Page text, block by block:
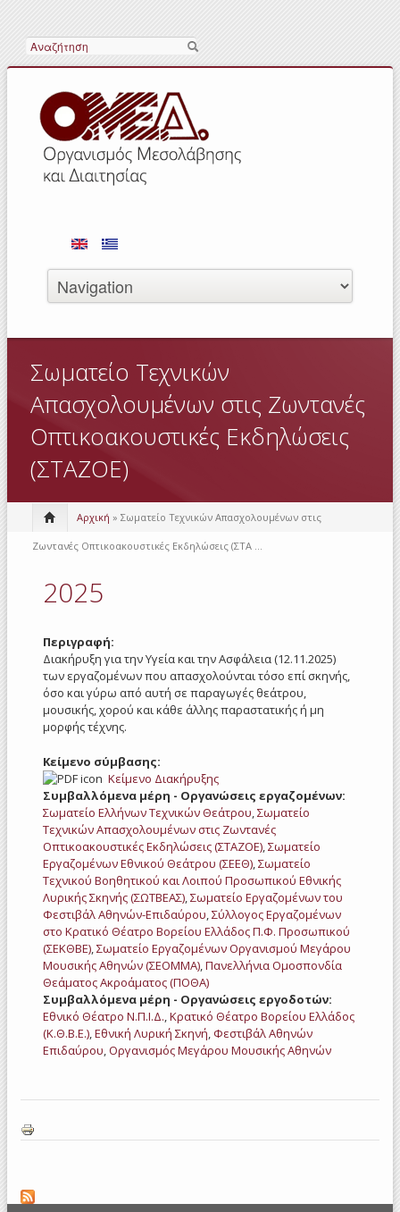
Αναζήτηση
Σωματείο Τεχνικών
Απασχολουμένων στις Ζωντανές
Οπτικοακουστικές Εκδηλώσεις
(ΣΤΑΖΟΕ)
Αρχική » Σωματείο Τεχνικών Απασχολουμένων στις
Ζωντανές Οπτικοακουστικές Εκδηλώσεις (ΣΤΑ ...
2025
Περιγραφή:
Διακήρυξη για την Υγεία και την Ασφάλεια (12.11.2025)
των εργαζομένων που απασχολούνται τόσο επί σκηνής,
όσο και γύρω από αυτή σε παραγωγές θεάτρου,
μουσικής, χορού και κάθε άλλης παραστατικής ή μη
μορφής τέχνης.
Κείμενο σύμβασης:
Κείμενο Διακήρυξης
Συμβαλλόμενα μέρη - Οργανώσεις εργαζομένων:
Σωματείο Ελλήνων Τεχνικών Θεάτρου,Σωματείο
Τεχνικών Απασχολουμένων στις Ζωντανές
Οπτικοακουστικές Εκδηλώσεις (ΣΤΑΖΟΕ),Σωματείο
Εργαζομένων Εθνικού Θεάτρου (ΣΕΕΘ),Σωματείο
Τεχνικού Βοηθητικού και Λοιπού Προσωπικού Εθνικής
Λυρικής Σκηνής (ΣΩΤΒΕΑΣ),Σωματείο Εργαζομένων του
Φεστιβάλ Αθηνών-Επιδαύρου,Σύλλογος Εργαζομένων
στο Κρατικό Θέατρο Βορείου Ελλάδος Π.Φ. Προσωπικού
(ΣΕΚΘΒΕ),Σωματείο Εργαζομένων Οργανισμού Μεγάρου
Μουσικής Αθηνών (ΣΕΟΜΜΑ),Πανελλήνια Ομοσπονδία
Θεάματος Ακροάματος (ΠΟΘΑ)
Συμβαλλόμενα μέρη - Οργανώσεις εργοδοτών:
Εθνικό Θέατρο Ν.Π.Ι.Δ.,Κρατικό Θέατρο Βορείου Ελλάδος
(Κ.Θ.Β.Ε.),Εθνική Λυρική Σκηνή,Φεστιβάλ Αθηνών
Επιδαύρου,Οργανισμός Μεγάρου Μουσικής Αθηνών